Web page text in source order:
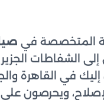
المتخصصة في
الشفاطات
في القاهرة
ويحرصون على